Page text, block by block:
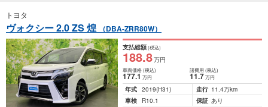
トヨタ
ヴォクシー 2.0 ZS 煌 （DBA-ZRR80W）
支払総額(税込)
188.8万円
車両価格(税込)
177.1万円
諸費用 (税込)
11.7 万円
年式 2019(H31) 走行 11.4万km
車検
R10.1 保証 あり